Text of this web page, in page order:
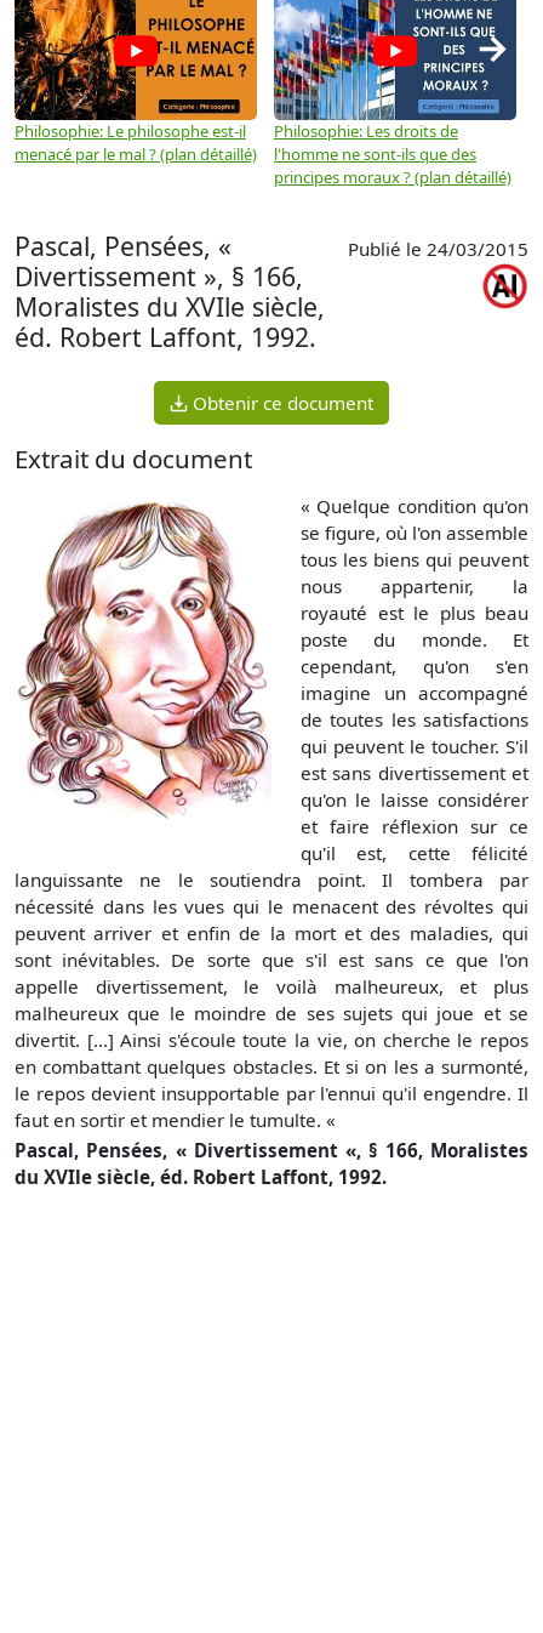
Philosophie: Le philosophe est-il
menacé par le mal ? (plan détaillé)
Philosophie: Les droits de
l'homme ne sont-ils que des
principes moraux ? (plan détaillé)
→
Pascal, Pensées, «
Divertissement », § 166,
Moralistes du XVIle siècle,
éd. Robert Laffont, 1992.
Publié le 24/03/2015
Obtenir ce document
Extrait du document
« Quelque condition qu'on
se figure, où l'on assemble
tous les biens qui peuvent
nous appartenir, la
royauté est le plus beau
poste du monde. Et
cependant, qu'on s'en
imagine un accompagné
de toutes les satisfactions
qui peuvent le toucher. S'il
est sans divertissement et
qu'on le laisse considérer
et faire réflexion sur ce
qu'il est, cette félicité
languissante ne le soutiendra point. Il tombera par
nécessité dans les vues qui le menacent des révoltes qui
peuvent arriver et enfin de la mort et des maladies, qui
sont inévitables. De sorte que s'il est sans ce que l'on
appelle divertissement, le voilà malheureux, et plus
malheureux que le moindre de ses sujets qui joue et se
divertit. [...] Ainsi s'écoule toute la vie, on cherche le repos
en combattant quelques obstacles. Et si on les a surmonté,
le repos devient insupportable par l'ennui qu'il engendre. Il
faut en sortir et mendier le tumulte. «
Pascal, Pensées, « Divertissement «, § 166, Moralistes
du XVIle siècle, éd. Robert Laffont, 1992.